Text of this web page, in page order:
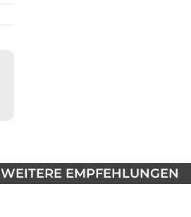
WEITERE EMPFEHLUNGEN